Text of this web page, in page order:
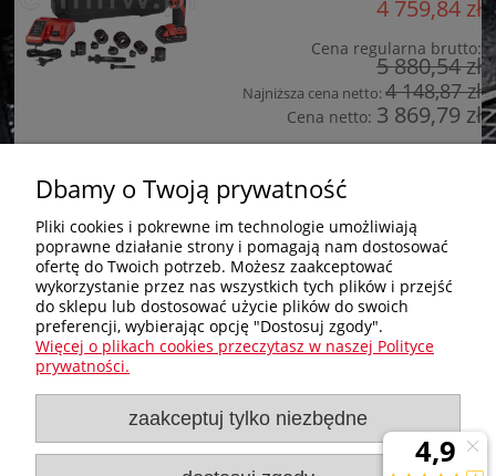
4 759,84 zł
Cena regularna brutto:
5 880,54 zł
Najniższa cena netto:4 148,87 zł
Cena netto: 3 869,79 zł
Zakupy
Pomoc
Moje konto
Dbamy o Twoją prywatność
Pliki cookies i pokrewne im technologie umożliwiają
poprawne działanie strony i pomagają nam dostosować
ofertę do Twoich potrzeb. Możesz zaakceptować
wykorzystanie przez nas wszystkich tych plików i przejść
do sklepu lub dostosować użycie plików do swoich
preferencji, wybierając opcję "Dostosuj zgody".
Więcej o plikach cookies przeczytasz w naszej Polityce
prywatności.
zaakceptuj tylko niezbędne